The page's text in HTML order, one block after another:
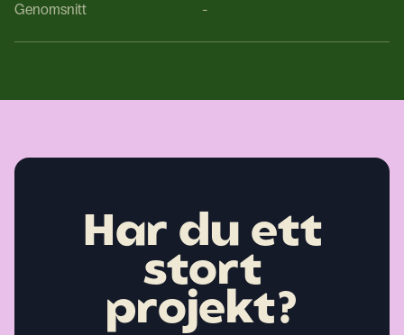
Genomsnitt
-
Har du ett
stort
projekt?